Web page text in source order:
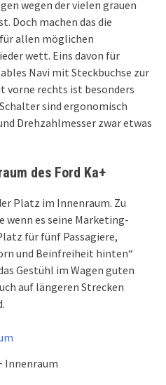
wegen der vielen grauen
Doch machen das die
allen möglichen
wett. Eins davon für
Navi mit Steckbuchse zur
vorne rechts ist besonders
sind ergonomisch
Drehzahlmesser zwar etwas
des Ford Ka+
Platz im Innenraum. Zu
wenn es seine Marketing-
für fünf Passagiere,
und Beinfreiheit hinten“
Gestühl im Wagen guten
auf längeren Strecken
Innenraum